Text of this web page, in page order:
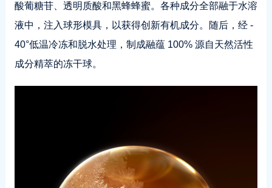
酸葡糖苷、透明质酸和黑蜂蜂蜜。各种成分全部融于水溶
液中，注入球形模具，以获得创新有机成分。随后，经 -
40°低温冷冻和脱水处理，制成融蕴 100% 源自天然活性
成分精萃的冻干球。